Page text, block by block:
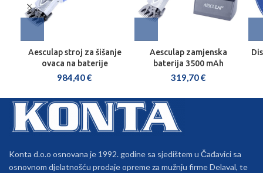
Aesculap stroj za šišanje
ovaca na baterije
984,40€
Aesculap zamjenska
baterija 3500 mAh
319,70€
Konta d.o.o osnovana je 1992. godine sa sjedištem u Čađavici sa
osnovnom djelatnošću prodaje opreme za mužnju firme Delaval, te